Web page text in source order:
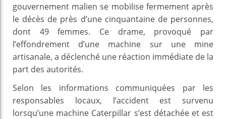
gouvernement malien se mobilise fermement après
le décès de près d’une cinquantaine de personnes,
dont 49 femmes. Ce drame, provoqué par
l’effondrement d’une machine sur une mine
artisanale, a déclenché une réaction immédiate de la
part des autorités.
Selon les informations communiquées par les
responsables locaux, l’accident est survenu
lorsqu’une machine Caterpillar s’est détachée et est